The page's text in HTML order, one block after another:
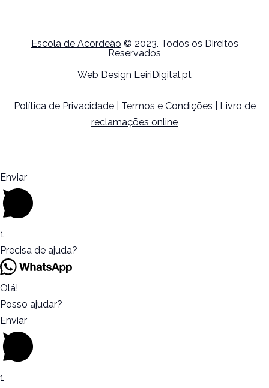
Escola de Acordeão © 2023. Todos os Direitos
Reservados
Web Design LeiriDigital.pt
Política de Privacidade| Termos e Condições
Livro de
reclamações online
Enviar
1
Precisa de ajuda?
Olá!
Posso ajudar?
Enviar
1